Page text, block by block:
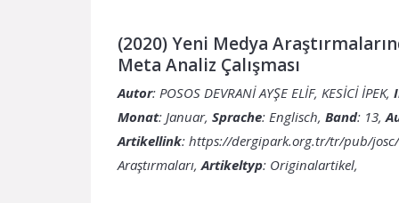
(2020) Yeni Medya
Meta Analiz Çalışması
Autor: POSOS DEVRANİ AYŞE ELİF, KESİCİ İPEK,
Monat: Januar, Sprache: Englisch, Band: 13,
Artikellink: https://dergipark.org.tr/tr/pub/
Araştırmaları,Artikeltyp: Originalartikel,